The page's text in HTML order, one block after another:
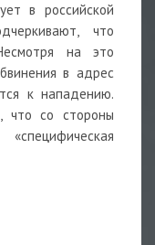
в российской
что
на это
в адрес
к нападению.
что со стороны